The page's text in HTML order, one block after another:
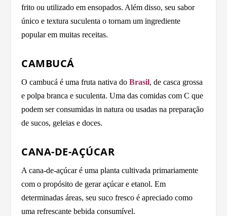
frito ou utilizado em ensopados. Além disso, seu sabor
único e textura suculenta o tornam um ingrediente
popular em muitas receitas.
CAMBUCÁ
O cambucá é uma fruta nativa doBrasil, de casca grossa
e polpa branca e suculenta. Uma das comidas com C que
podem ser consumidas in natura ou usadas na preparação
de sucos, geleias e doces.
CANA-DE-AÇÚCAR
A cana-de-açúcar é uma planta cultivada primariamente
com o propósito de gerar açúcar e etanol. Em
determinadas áreas, seu suco fresco é apreciado como
uma refrescante bebida consumível.